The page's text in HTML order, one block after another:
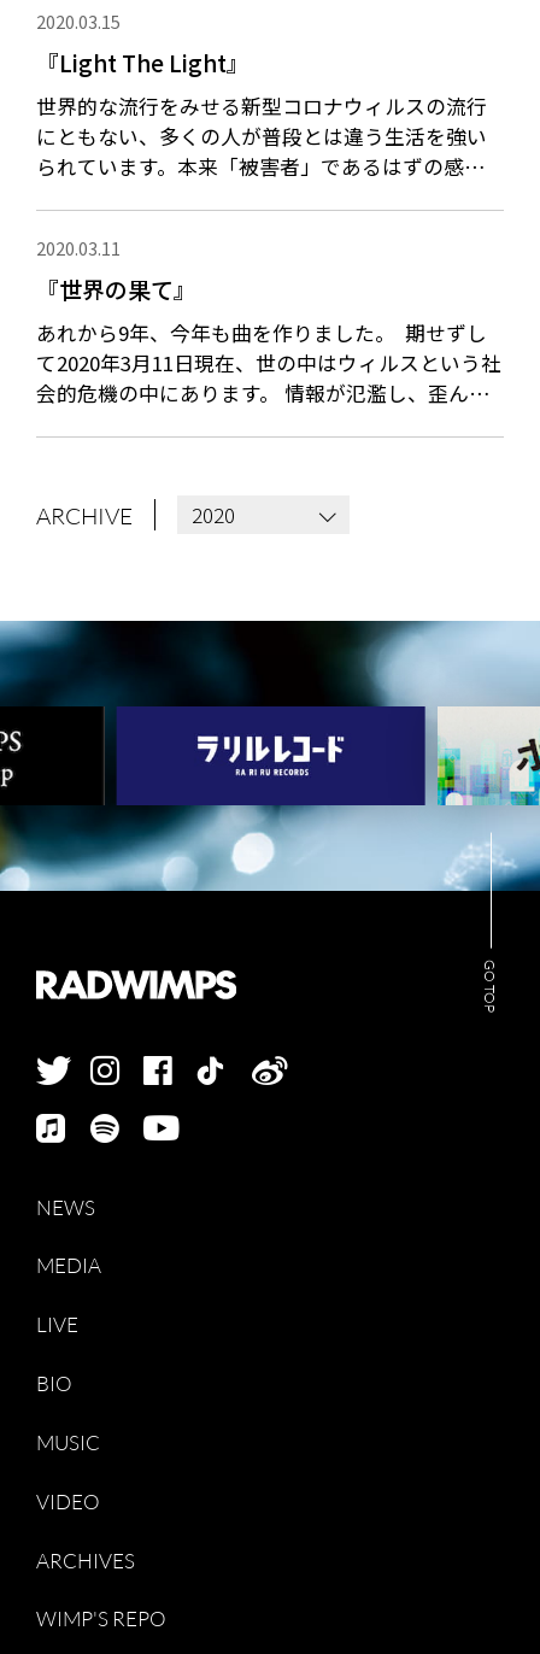
LIVE
MUSIC
VIDEO
ARCHIVES
WIMP'S REPO
2020.03.15
『Light The Light』
世界的な流行をみせる新型コロナウィルスの流行
にともない、多くの人が普段とは違う生活を強い
られています。本来「被害者」であるはずの感染
2020.03.11
『世界の果て』
あれから9年、今年も曲を作りました。 期せずし
て2020年3月11日現在、世の中はウィルスという社
会的危機の中にあります。 情報が氾濫し、歪んだ
ARCHIVE 2020
GO TOP
NEWS
MEDIA
LIVE
BIO
MUSIC
VIDEO
ARCHIVES
WIMP'S REPO